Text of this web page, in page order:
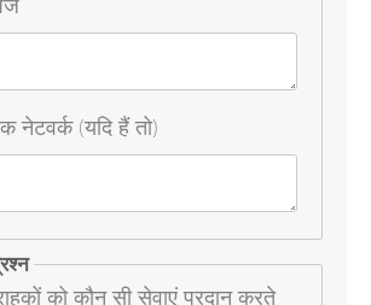
नेटवर्क (यदि हैं तो)
को कौन सी सेवाएं प्रदान करते